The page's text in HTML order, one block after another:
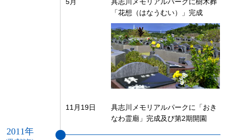
5月
具志川メモリアルパークに樹木葬
「花想（はなうむい）」完成
11月19日
具志川メモリアルパークに「おき
なわ霊廟」完成及び第2期開園
2011年